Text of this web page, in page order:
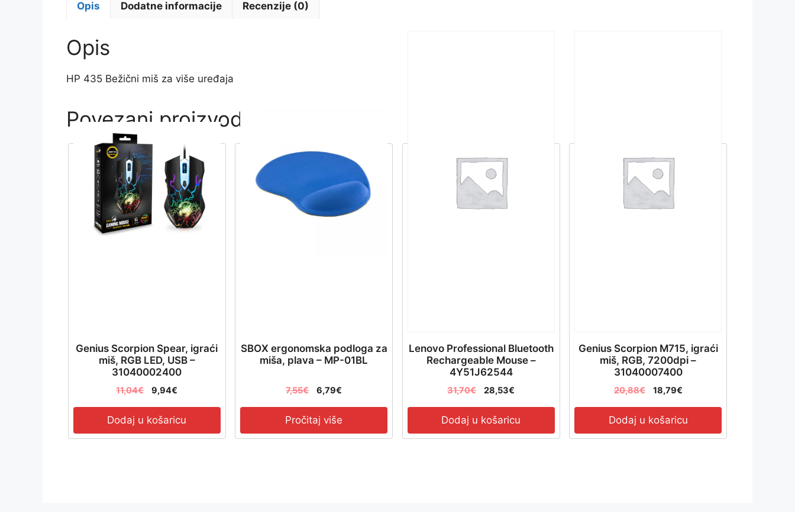
Opis Dodatne informacije Recenzije (0)
Opis
HP 435 Bežični miš za više uređaja
Povezani proizvodi
Genius Scorpion Spear, igraći
miš, RGB LED, USB –
31040002400
11,04€ 9,94€
Dodaj u košaricu
SBOX ergonomska podloga za
miša, plava – MP-01BL
7,55€ 6,79€
Pročitaj više
Lenovo Professional Bluetooth
Rechargeable Mouse –
4Y51J62544
31,70€ 28,53€
Dodaj u košaricu
Genius Scorpion M715, igraći
miš, RGB, 7200dpi –
31040007400
20,88€ 18,79€
Dodaj u košaricu